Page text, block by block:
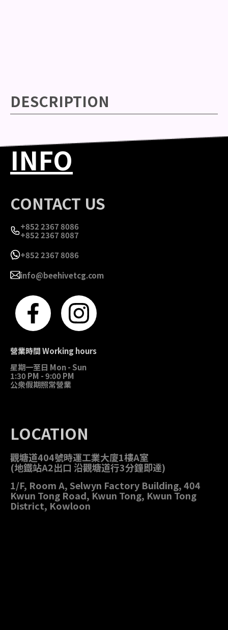
DESCRIPTION
INFO
CONTACT US
+852 2367 8086
+852 2367 8087
+852 2367 8086
info@beehivetcg.com
營業時間 Working hours
星期一至日 Mon - Sun
1:30 PM - 9:00 PM
公衆假期照常營業
LOCATION
觀塘道404號時運工業大廈1樓A室
(地鐵站A2出口 沿觀塘道行3分鐘即達)
1/F, Room A, Selwyn Factory Building, 404
Kwun Tong Road, Kwun Tong, Kwun Tong
District, Kowloon